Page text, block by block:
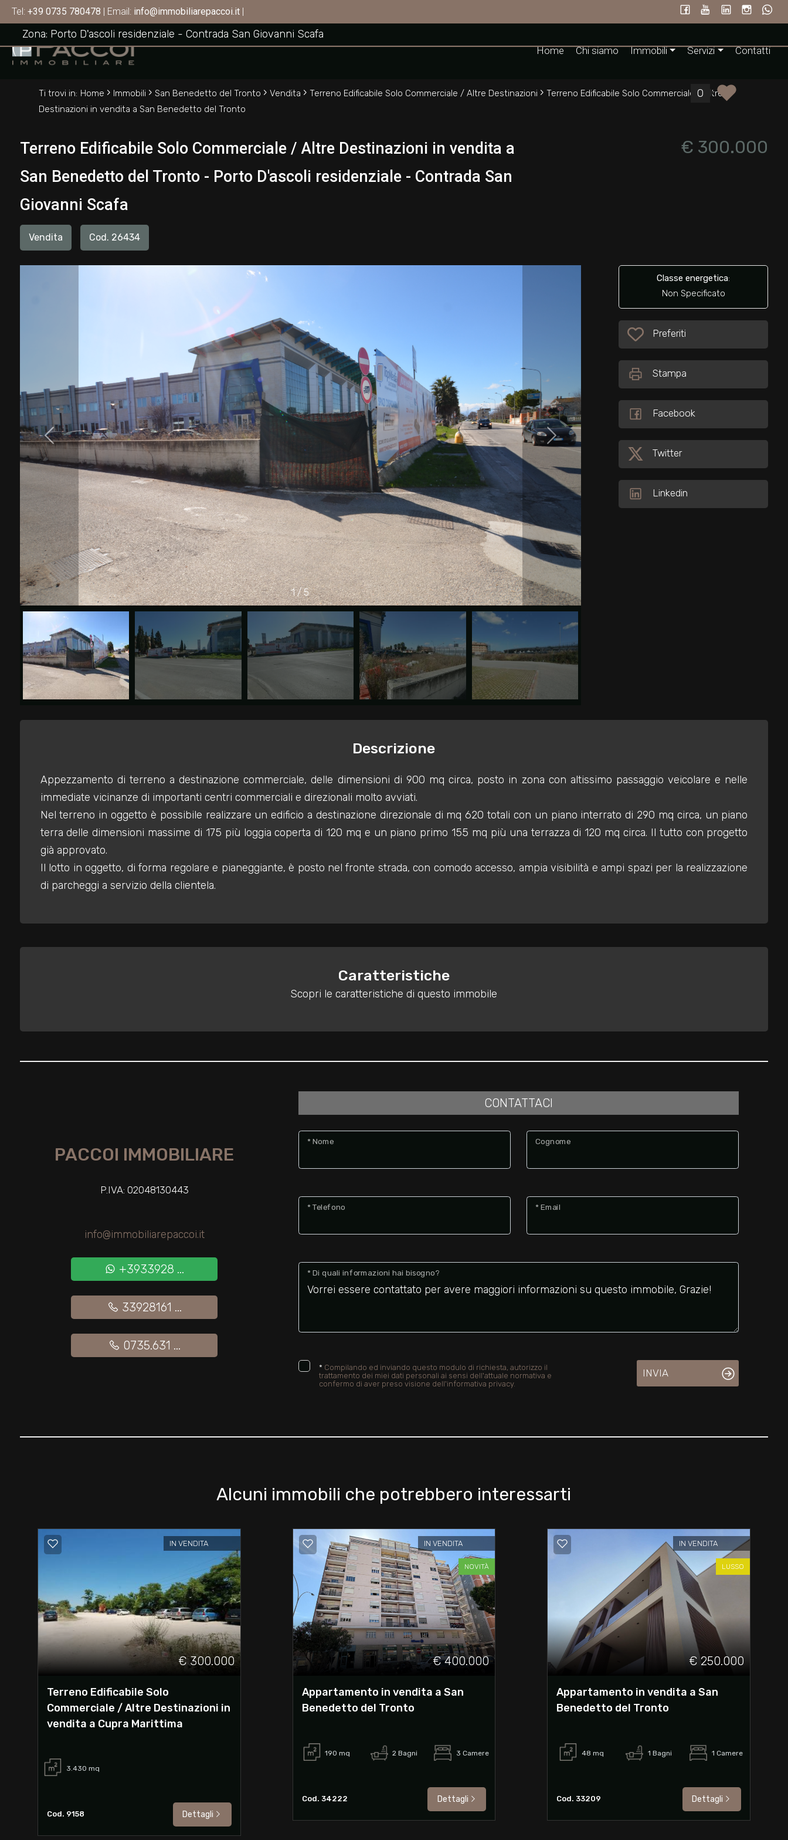
Tel: +39 0735 780478 | Email: info@immobiliarepaccoi.it |
Home Chi siamo Immobili Servizi Contatti
SAN BENEDETTO DEL TRONTO
Zona: Porto D'ascoli residenziale - Contrada San Giovanni Scafa
Ti trovi in: Home › Immobili › San Benedetto del Tronto › Vendita › Terreno Edificabile Solo Commerciale / Altre Destinazioni › Terreno Edificabile Solo Commerciale / Altre
Destinazioni in vendita a San Benedetto del Tronto
0
Terreno Edificabile Solo Commerciale / Altre Destinazioni in vendita a
San Benedetto del Tronto - Porto D'ascoli residenziale - Contrada San
Giovanni Scafa
Vendita Cod. 26434
€ 300.000
1 / 5
Classe energetica:
Non Specificato
Preferiti: Cod. 26434
Preferiti
Stampa
Facebook
Twitter
Linkedin
Descrizione
Appezzamento di terreno a destinazione commerciale, delle dimensioni di 900 mq circa, posto in zona con altissimo passaggio veicolare e nelle
immediate vicinanze di importanti centri commerciali e direzionali molto avviati.
Nel terreno in oggetto è possibile realizzare un edificio a destinazione direzionale di mq 620 totali con un piano interrato di 290 mq circa, un piano
terra delle dimensioni massime di 175 più loggia coperta di 120 mq e un piano primo 155 mq più una terrazza di 120 mq circa. Il tutto con progetto
già approvato.
Il lotto in oggetto, di forma regolare e pianeggiante, è posto nel fronte strada, con comodo accesso, ampia visibilità e ampi spazi per la realizzazione
di parcheggi a servizio della clientela.
Caratteristiche
Scopri le caratteristiche di questo immobile
PACCOI IMMOBILIARE
P.IVA: 02048130443
info@immobiliarepaccoi.it
+3933928 ...
33928161 ...
0735.631 ...
CONTATTACI
* Nome Cognome
* Telefono * Email
* Di quali informazioni hai bisogno?
* Compilando ed inviando questo modulo di richiesta, autorizzo il
trattamento dei miei dati personali ai sensi dell'attuale normativa e
confermo di aver preso visione dell'informativa privacy.
INVIA
Alcuni immobili che potrebbero interessarti
IN VENDITA
€ 300.000
Terreno Edificabile Solo
Commerciale / Altre Destinazioni in
vendita a Cupra Marittima
3.430 mq
Cod. 9158 Dettagli
IN VENDITA
NOVITÀ
€ 400.000
Appartamento in vendita a San
Benedetto del Tronto
190 mq 2 Bagni 3 Camere
Cod. 34222 Dettagli
IN VENDITA
LUSSO
€ 250.000
Appartamento in vendita a San
Benedetto del Tronto
48 mq 1 Bagni 1 Camere
Cod. 33209 Dettagli
HOME
SIAMO
Codice
Contratto
Vendita
Scegli
dove
cercare
Tipologia
-
multiscelta
Residenziali
Commerciali
Industriali
Prezzo
Totale
minimi
Qualsiasi
multiscelta